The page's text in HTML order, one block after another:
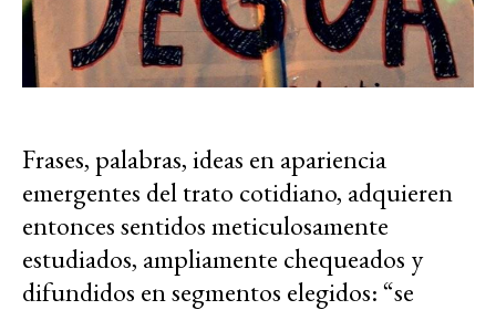
Frases, palabras, ideas en apariencia
emergentes del trato cotidiano, adquieren
entonces sentidos meticulosamente
estudiados, ampliamente chequeados y
difundidos en segmentos elegidos: “se